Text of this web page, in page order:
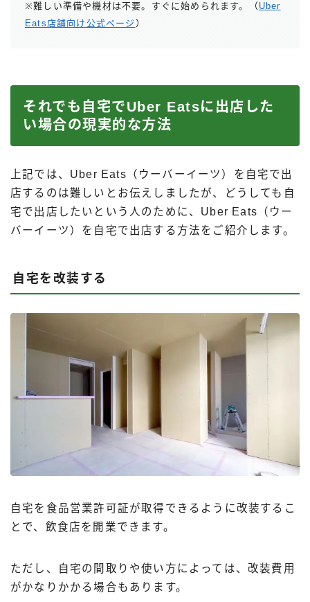
※難しい準備や機材は不要。すぐに始められます。（Uber
Eats店舗向け公式ページ ）
それでも自宅でUber Eatsに出店した
い場合の現実的な方法
上記では、Uber Eats（ウーバーイーツ）を自宅で出
店するのは難しいとお伝えしましたが、どうしても自
宅で出店したいという人のために、Uber Eats（ウー
バーイーツ）を自宅で出店する方法をご紹介します。
自宅を改装する
自宅を食品営業許可証が取得できるように改装するこ
とで、飲食店を開業できます。
ただし、自宅の間取りや使い方によっては、改装費用
がかなりかかる場合もあります。